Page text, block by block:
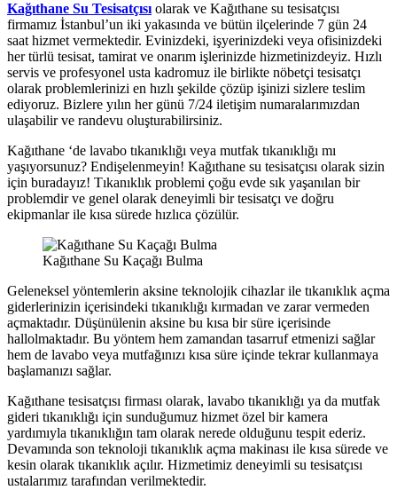
Kağıthane Su Tesisatçısıolarak ve Kağıthane su tesisatçısı
firmamız İstanbul’un iki yakasında ve bütün ilçelerinde 7 gün 24
saat hizmet vermektedir. Evinizdeki, işyerinizdeki veya ofisinizdeki
her türlü tesisat, tamirat ve onarım işlerinizde hizmetinizdeyiz. Hızlı
servis ve profesyonel usta kadromuz ile birlikte nöbetçi tesisatçı
olarak problemlerinizi en hızlı şekilde çözüp işinizi sizlere teslim
ediyoruz. Bizlere yılın her günü 7/24 iletişim numaralarımızdan
ulaşabilir ve randevu oluşturabilirsiniz.
Kağıthane ‘de lavabo tıkanıklığı veya mutfak tıkanıklığı mı
yaşıyorsunuz? Endişelenmeyin! Kağıthane su tesisatçısı olarak sizin
için buradayız! Tıkanıklık problemi çoğu evde sık yaşanılan bir
problemdir ve genel olarak deneyimli bir tesisatçı ve doğru
ekipmanlar ile kısa sürede hızlıca çözülür.
Kağıthane Su Kaçağı Bulma
Geleneksel yöntemlerin aksine teknolojik cihazlar ile tıkanıklık açma
giderlerinizin içerisindeki tıkanıklığı kırmadan ve zarar vermeden
açmaktadır. Düşünülenin aksine bu kısa bir süre içerisinde
hallolmaktadır. Bu yöntem hem zamandan tasarruf etmenizi sağlar
hem de lavabo veya mutfağınızı kısa süre içinde tekrar kullanmaya
başlamanızı sağlar.
Kağıthane tesisatçısı firması olarak, lavabo tıkanıklığı ya da mutfak
gideri tıkanıklığı için sunduğumuz hizmet özel bir kamera
yardımıyla tıkanıklığın tam olarak nerede olduğunu tespit ederiz.
Devamında son teknoloji tıkanıklık açma makinası ile kısa sürede ve
kesin olarak tıkanıklık açılır. Hizmetimiz deneyimli su tesisatçısı
ustalarımız tarafından verilmektedir.